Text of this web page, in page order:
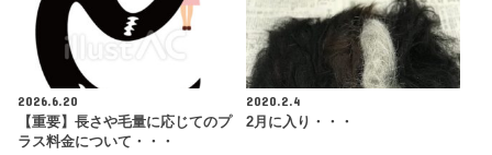
2026.6.20
【重要】長さや毛量に応じてのプ
ラス料金について・・・
2020.2.4
2月に入り・・・